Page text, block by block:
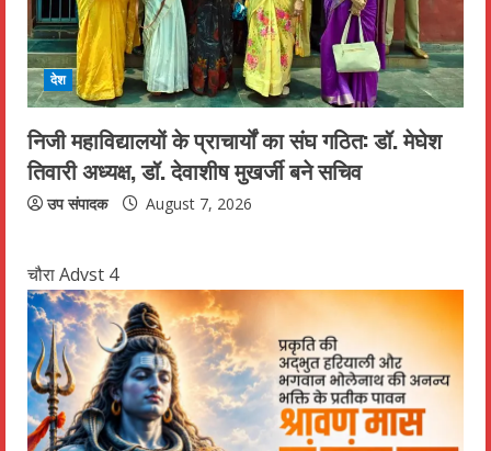
देश
निजी महाविद्यालयों के प्राचार्यों का संघ गठित: डॉ. मेघेश
तिवारी अध्यक्ष, डॉ. देवाशीष मुखर्जी बने सचिव
उप संपादक August 7, 2026
चौरा Advst 4